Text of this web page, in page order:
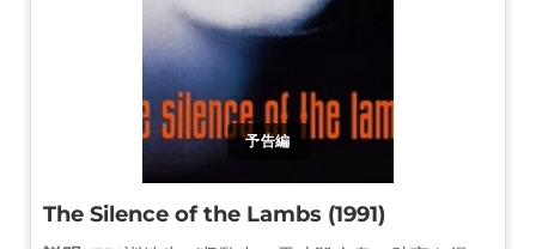
予告編
The Silence of the Lambs (1991)